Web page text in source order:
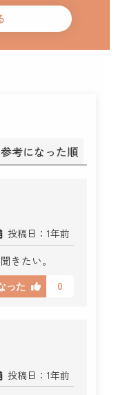
参考になった順
投稿日：1年前
きたい。
った 0
投稿日：1年前